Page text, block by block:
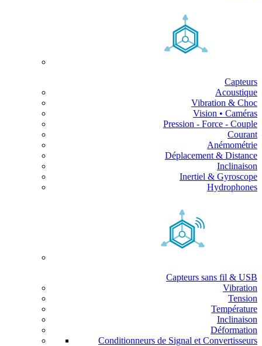
Capteurs
Acoustique
Vibration & Choc
Vision • Caméras
Pression - Force - Couple
Courant
Anémométrie
Déplacement & Distance
Inclinaison
Inertiel & Gyroscope
Hydrophones
Capteurs sans fil & USB
Vibration
Tension
Température
Inclinaison
Déformation
Conditionneurs de Signal et Convertisseurs